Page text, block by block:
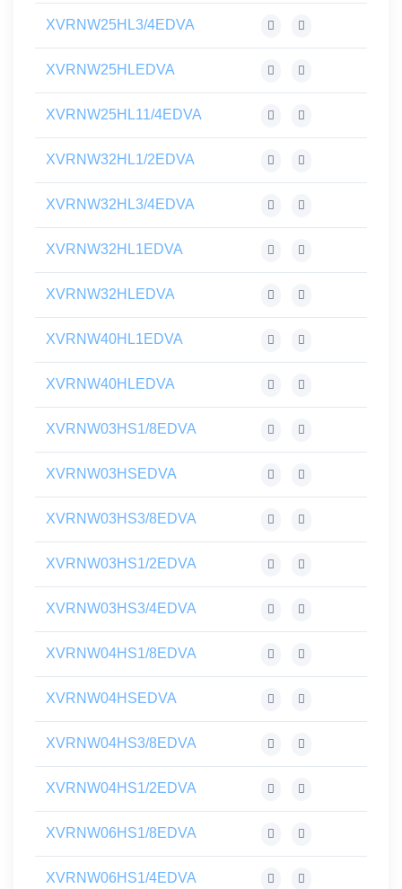
XVRNW25HL3/4EDVA
XVRNW25HLEDVA
XVRNW25HL11/4EDVA
XVRNW32HL1/2EDVA
XVRNW32HL3/4EDVA
XVRNW32HL1EDVA
XVRNW32HLEDVA
XVRNW40HL1EDVA
XVRNW40HLEDVA
XVRNW03HS1/8EDVA
XVRNW03HSEDVA
XVRNW03HS3/8EDVA
XVRNW03HS1/2EDVA
XVRNW03HS3/4EDVA
XVRNW04HS1/8EDVA
XVRNW04HSEDVA
XVRNW04HS3/8EDVA
XVRNW04HS1/2EDVA
XVRNW06HS1/8EDVA
XVRNW06HS1/4EDVA